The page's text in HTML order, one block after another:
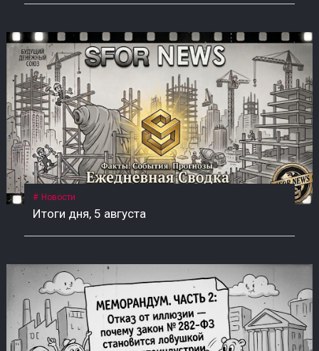
Новости
Итоги дня, 5 августа